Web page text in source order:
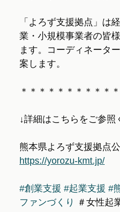
「よろず支援拠点」は
業・小規模事業者の皆
ます。コーディネータ
案します。
＊＊＊＊＊＊＊＊＊＊
↓詳細はこちらをご参照
熊本県よろず支援拠点
https://yorozu-kmt.jp/
#創業支援 #起業支援 #
ファンづくり
＃女性起